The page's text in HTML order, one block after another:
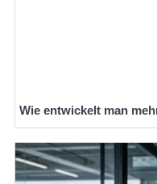
Wie entwickelt man